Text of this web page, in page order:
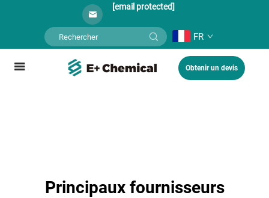
[email protected]
FR
Obtenir un devis
Principaux fournisseurs